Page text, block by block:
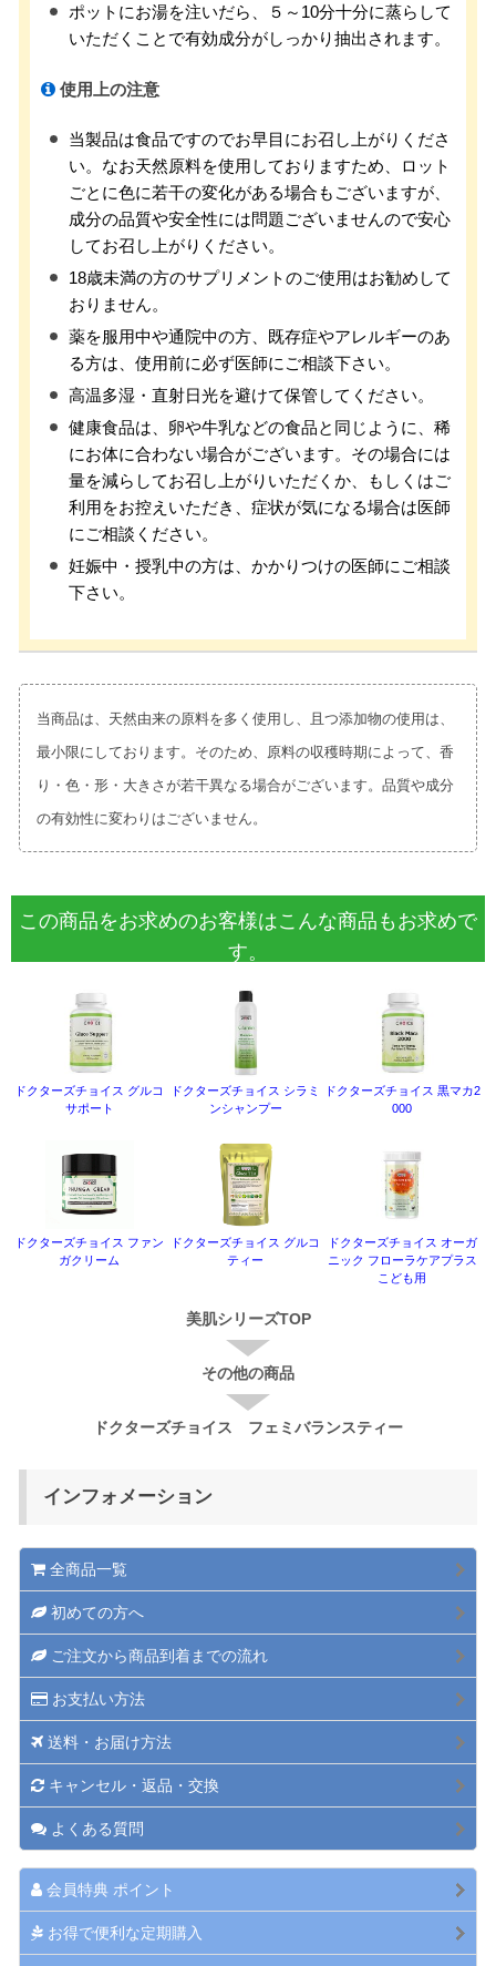
ポットにお湯を注いだら、５～10分十分に蒸らして
いただくことで有効成分がしっかり抽出されます。
使用上の注意
当製品は食品ですのでお早目にお召し上がりくださ
い。なお天然原料を使用しておりますため、ロット
ごとに色に若干の変化がある場合もございますが、
成分の品質や安全性には問題ございませんので安心
してお召し上がりください。
18歳未満の方のサプリメントのご使用はお勧めして
おりません。
薬を服用中や通院中の方、既存症やアレルギーのあ
る方は、使用前に必ず医師にご相談下さい。
高温多湿・直射日光を避けて保管してください。
健康食品は、卵や牛乳などの食品と同じように、稀
にお体に合わない場合がございます。その場合には
量を減らしてお召し上がりいただくか、もしくはご
利用をお控えいただき、症状が気になる場合は医師
にご相談ください。
妊娠中・授乳中の方は、かかりつけの医師にご相談
下さい。
当商品は、天然由来の原料を多く使用し、且つ添加物の使用は、
最小限にしております。そのため、原料の収穫時期によって、香
り・色・形・大きさが若干異なる場合がございます。品質や成分
の有効性に変わりはございません。
この商品をお求めのお客様はこんな商品もお求めで
す。
ドクターズチョイス グルコ
サポート
ドクターズチョイス シラミ
ンシャンプー
ドクターズチョイス 黒マカ2
000
ドクターズチョイス ファン
ガクリーム
ドクターズチョイス グルコ
ティー
ドクターズチョイス オーガ
ニック フローラケアプラス
こども用
美肌シリーズTOP
その他の商品
ドクターズチョイス フェミバランスティー
インフォメーション
全商品一覧
初めての方へ
ご注文から商品到着までの流れ
お支払い方法
送料・お届け方法
キャンセル・返品・交換
よくある質問
会員特典 ポイント
お得で便利な定期購入